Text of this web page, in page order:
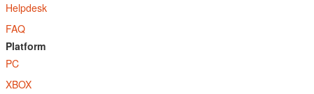
Helpdesk
FAQ
Platform
PC
XBOX